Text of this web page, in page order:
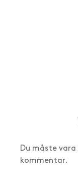
Du måste vara
kommentar.